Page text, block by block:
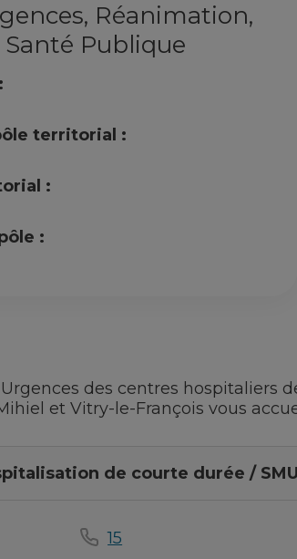
Réanimation,
Publique
territorial :
:
:
des centres hospitaliers
et Vitry-le-François vous
de courte durée /
15